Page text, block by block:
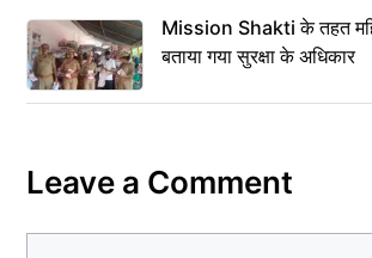
Mission Shakti के तहत
बताया गया सुरक्षा के अधिकार
Leave a Comment